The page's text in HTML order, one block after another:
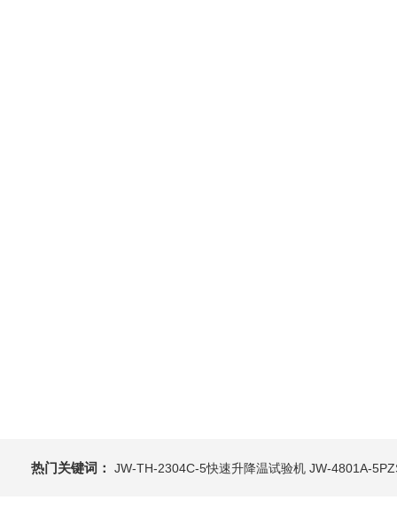
热门关键词： JW-TH-2304C-5快速升降温试验机 JW-4801A-